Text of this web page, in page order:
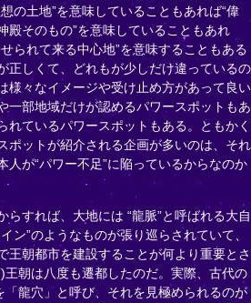
の土地”を意味していることもあれば“偉
殿そのもの”を意味していることもあれ
られて来る中心地”を意味することもある
正しくて、どれもが少しだけ違っているの
様々なイメージや受け止め方があって良い
部地域だけが認めるパワースポットもあ
れているパワースポットもある。ともかく
ポットが紹介される企画が多いのは、それ
人が“パワー不足”に陥っているからなのか
らすれば、大地には “龍脈”と呼ばれる大自
ン”のようなものが張り巡らされていて、
王朝都市を建設することが何より重要とさ
朝は八度も遷都したのだ。実際、古代の
「龍穴」と呼び、それを見極められるのが